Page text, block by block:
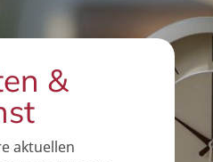
&
aktuellen